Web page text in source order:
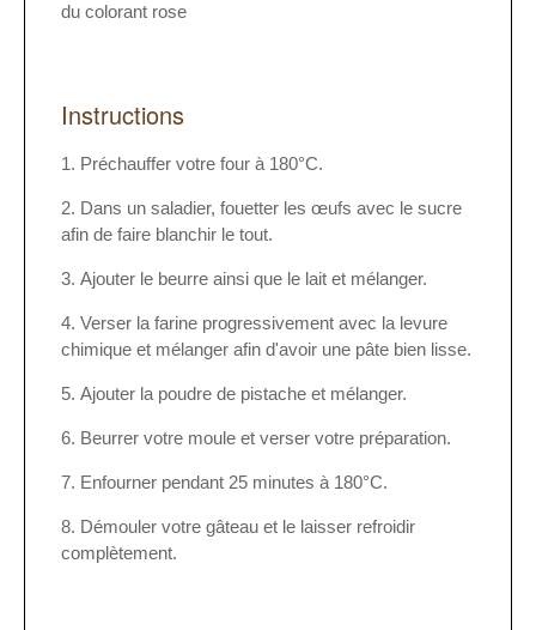
du colorant rose
Instructions
Préchauffer votre four à 180°C.
Dans un saladier, fouetter les œufs avec le sucre
afin de faire blanchir le tout.
Ajouter le beurre ainsi que le lait et mélanger.
Verser la farine progressivement avec la levure
chimique et mélanger afin d'avoir une pâte bien lisse.
Ajouter la poudre de pistache et mélanger.
Beurrer votre moule et verser votre préparation.
Enfourner pendant 25 minutes à 180°C.
Démouler votre gâteau et le laisser refroidir
complètement.